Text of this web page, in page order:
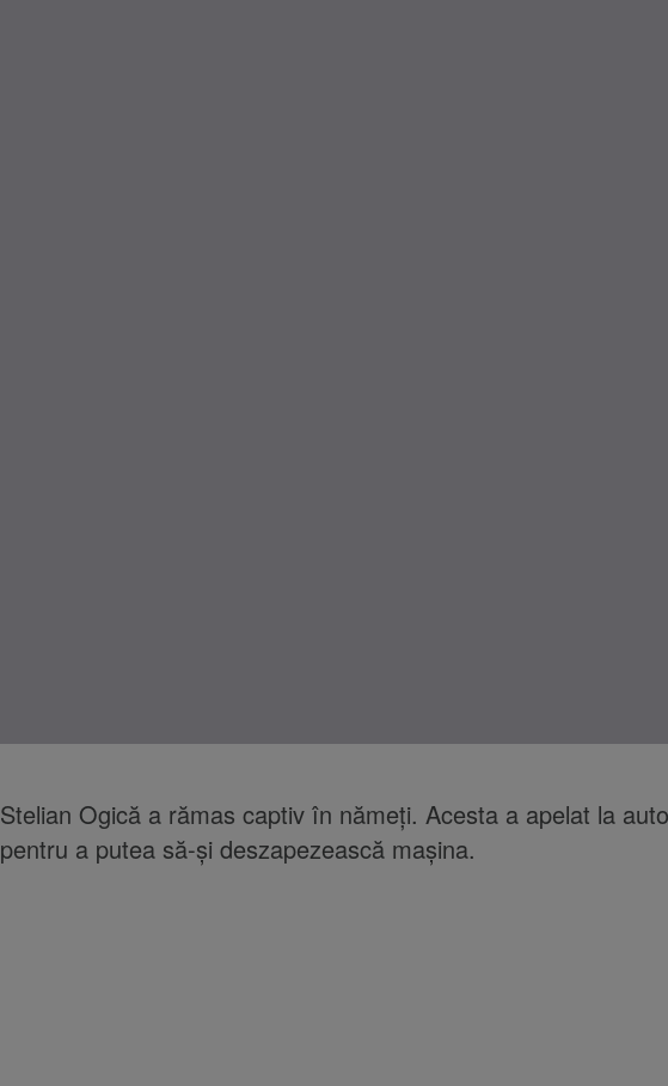
Stelian Ogică a rămas captiv în nămeți. Acesta a apelat la
pentru a putea să-și deszapezească mașina.